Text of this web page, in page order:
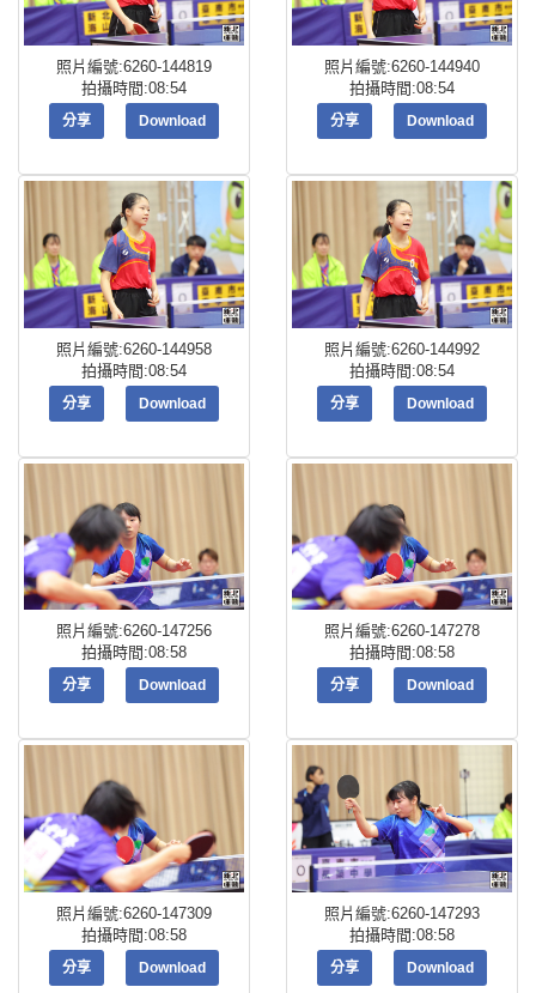
照片編號:6260-144819
拍攝時間:08:54
分享 Download
照片編號:6260-144940
拍攝時間:08:54
分享 Download
照片編號:6260-144958
拍攝時間:08:54
分享 Download
照片編號:6260-144992
拍攝時間:08:54
分享 Download
照片編號:6260-147256
拍攝時間:08:58
分享 Download
照片編號:6260-147278
拍攝時間:08:58
分享 Download
照片編號:6260-147309
拍攝時間:08:58
分享 Download
照片編號:6260-147293
拍攝時間:08:58
分享 Download